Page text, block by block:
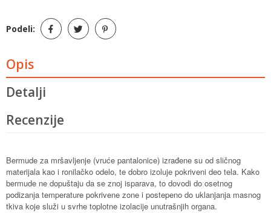
Podeli:
Opis
Detalji
Recenzije
Bermude za mršavljenje (vruće pantalonice) izrađene su od sličnog
materijala kao i ronilačko odelo, te dobro izoluje pokriveni deo tela. Kako
bermude ne dopuštaju da se znoj isparava, to dovodi do osetnog
podizanja temperature pokrivene zone i postepeno do uklanjanja masnog
tkiva koje služi u svrhe toplotne izolacije unutrašnjih organa.